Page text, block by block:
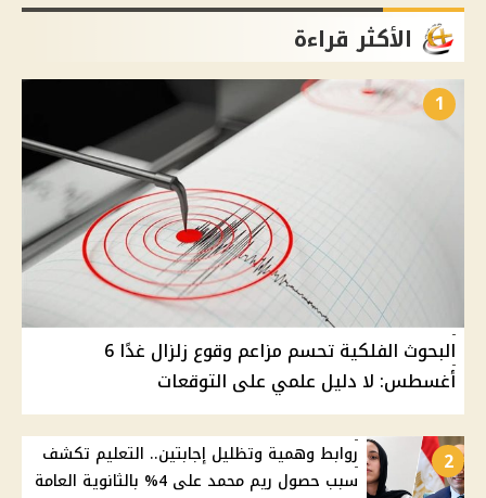
الأكثر قراءة
1
البحوث الفلكية تحسم مزاعم وقوع زلزال غدًا 6
أغسطس: لا دليل علمي على التوقعات
2
روابط وهمية وتظليل إجابتين.. التعليم تكشف
سبب حصول ريم محمد على 4% بالثانوية العامة